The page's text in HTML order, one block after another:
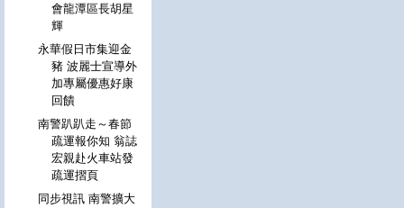
會龍潭區長胡星
輝
永華假日市集迎金
豬 波麗士宣導外
加專屬優惠好康
回饋
南警趴趴走～春節
疏運報你知 翁誌
宏親赴火車站發
疏運摺頁
同步視訊 南警擴大